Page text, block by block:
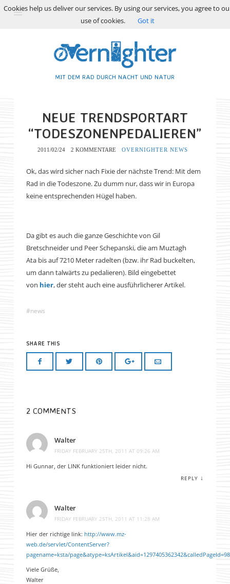
MIT DEM RAD DURCH NACHT UND NATUR
NEUE TRENDSPORTART
“TODESZONENPEDALIEREN”
2011/02/24 2 KOMMENTARE OVERNIGHTER NEWS
Ok, das wird sicher nach Fixie der nächste Trend: Mit dem
Rad in die Todeszone. Zu dumm nur, dass wir in Europa
keine entsprechenden Hügel haben.
Da gibt es auch die ganze Geschichte von Gil
Bretschneider und Peer Schepanski, die am Muztagh
Ata bis auf7210 Meter radelten (bzw. ihr Rad buckelten,
um dann talwärts zu pedalieren). Bild eingebettet
von hier, der steht auch eine ausführlicherer Artikel.
news
SHARE THIS
2 COMMENTS
Walter
FRIDAY FEBRUARY 25TH, 2011 AT 09:26 AM
Hi Gunnar, der LINK funktioniert leider nicht.
REPLY ↓
Walter
FRIDAY FEBRUARY 25TH, 2011 AT 11:28 AM
Hier der richtige link: http://www.mz-
web.de/servlet/ContentServer?
pagename=ksta/
Viele Grüße,
Walter
Cookies help us deliver our services. By using our services, you agree to
use of cookies.
Got it